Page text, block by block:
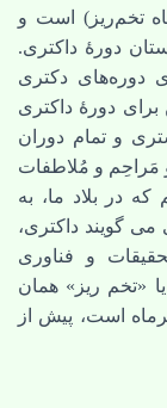
سال 1400 (همان ماه تخم‌ریز) است و
دورۀ داکتری.
دوره‌های دکتری
دورۀ داکتری
و تمام دوران
و مُلاطفات
در بلاد ما، به
گویند داکتری،
و فناوری
«تخم ریز» همان
است، پیش از